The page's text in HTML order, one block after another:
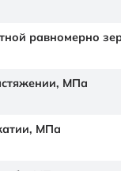
равномерно
МПа
МПа